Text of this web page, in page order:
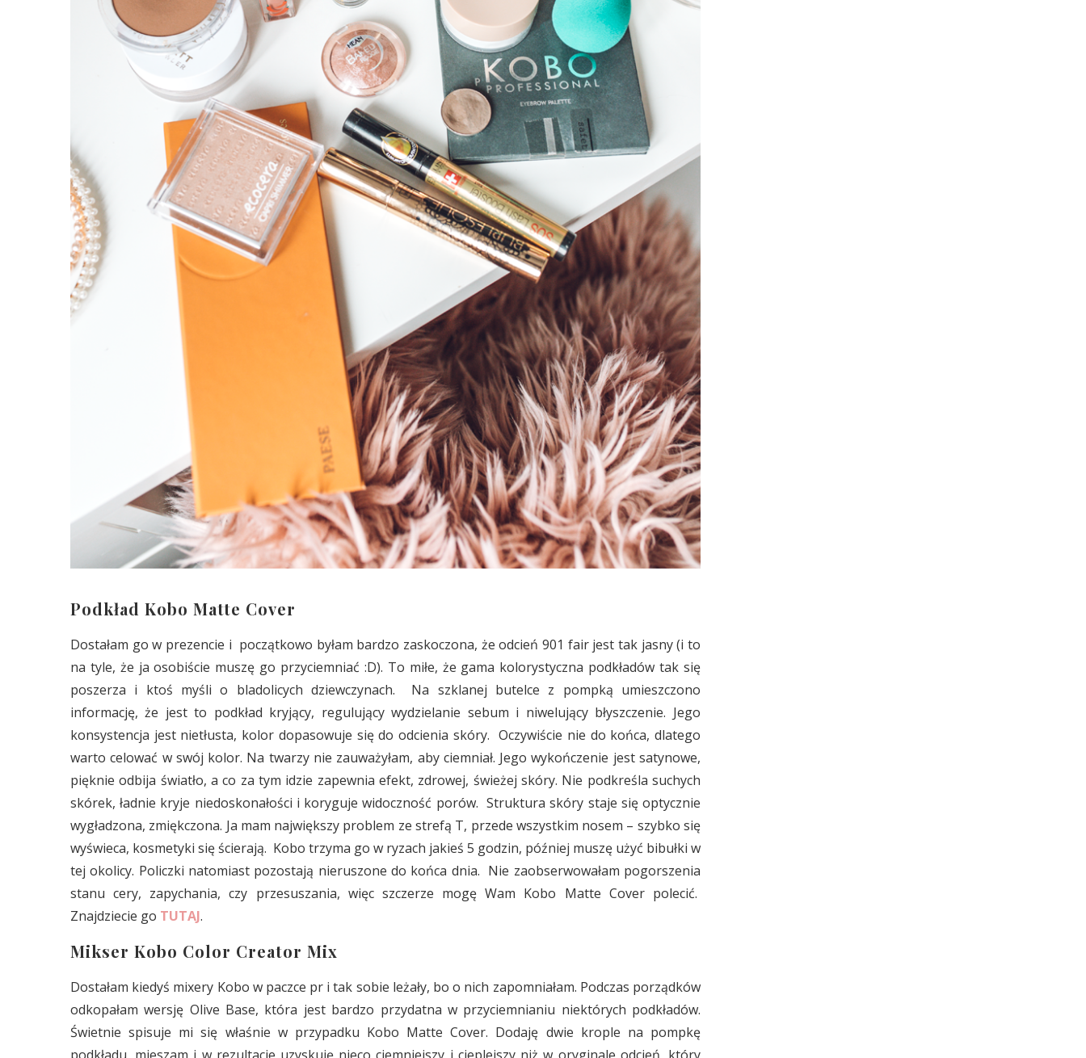
Podkład Kobo Matte Cover
Dostałam go w prezencie i początkowo byłam bardzo zaskoczona, że odcień 901 fair jest tak jasny (i to
na tyle, że ja osobiście muszę go przyciemniać :D). To miłe, że gama kolorystyczna podkładów tak się
poszerza i ktoś myśli o bladolicych dziewczynach. Na szklanej butelce z pompką umieszczono
informację, że jest to podkład kryjący, regulujący wydzielanie sebum i niwelujący błyszczenie. Jego
konsystencja jest nietłusta, kolor dopasowuje się do odcienia skóry. Oczywiście nie do końca, dlatego
warto celować w swój kolor. Na twarzy nie zauważyłam, aby ciemniał. Jego wykończenie jest satynowe,
pięknie odbija światło, a co za tym idzie zapewnia efekt, zdrowej, świeżej skóry. Nie podkreśla suchych
skórek, ładnie kryje niedoskonałości i koryguje widoczność porów. Struktura skóry staje się optycznie
wygładzona, zmiękczona. Ja mam największy problem ze strefą T, przede wszystkim nosem – szybko się
wyświeca, kosmetyki się ścierają. Kobo trzyma go w ryzach jakieś 5 godzin, później muszę użyć bibułki w
tej okolicy. Policzki natomiast pozostają nieruszone do końca dnia. Nie zaobserwowałam pogorszenia
stanu cery, zapychania, czy przesuszania, więc szczerze mogę Wam Kobo Matte Cover polecić.
Znajdziecie go TUTAJ.
Mikser Kobo Color Creator Mix
Dostałam kiedyś mixery Kobo w paczce pr i tak sobie leżały, bo o nich zapomniałam. Podczas porządków
odkopałam wersję Olive Base, która jest bardzo przydatna w przyciemnianiu niektórych podkładów.
Świetnie spisuje mi się właśnie w przypadku Kobo Matte Cover. Dodaję dwie krople na pompkę